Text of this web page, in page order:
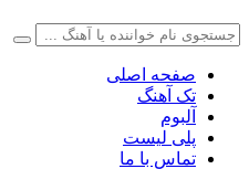
صفحه اصلی
تک آهنگ
آلبوم
پلی لیست
تماس با ما